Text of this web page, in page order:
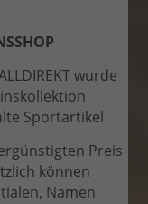
wurde
Sportartikel
Preis
können
Namen